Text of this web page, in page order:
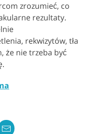
zrozumieć, co
rezultaty.
rekwizytów, tła
że nie trzeba być